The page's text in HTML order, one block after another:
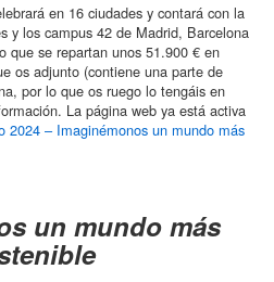
en 16 ciudades y contará con la
y los campus 42 de Madrid, Barcelona
que se repartan unos 51.900 € en
os adjunto (contiene una parte de
por lo que os ruego lo tengáis en
La página web ya está activa
2024 – Imaginémonos un mundo más
un mundo más